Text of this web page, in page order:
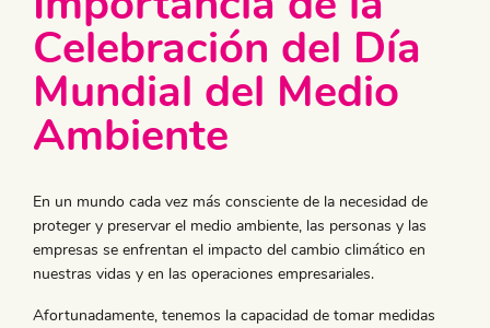
Celebración del Día
Mundial del Medio
Ambiente
En un mundo cada vez más consciente de la necesidad de
proteger y preservar el medio ambiente, las personas y las
empresas se enfrentan el impacto del cambio climático en
nuestras vidas y en las operaciones empresariales.
Afortunadamente, tenemos la capacidad de tomar medidas